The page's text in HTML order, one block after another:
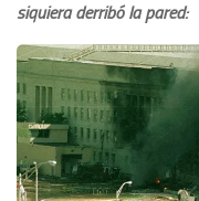
siquiera derribó la pared: